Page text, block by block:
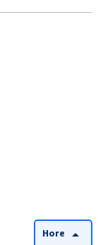
Hore arrow_drop_up